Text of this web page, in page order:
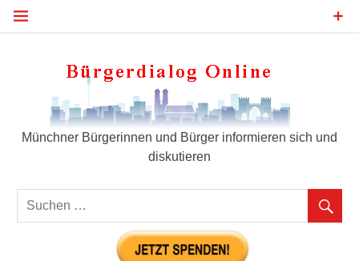
Zum
Münchner Bürgerinnen und Bürger informieren sich und
diskutieren